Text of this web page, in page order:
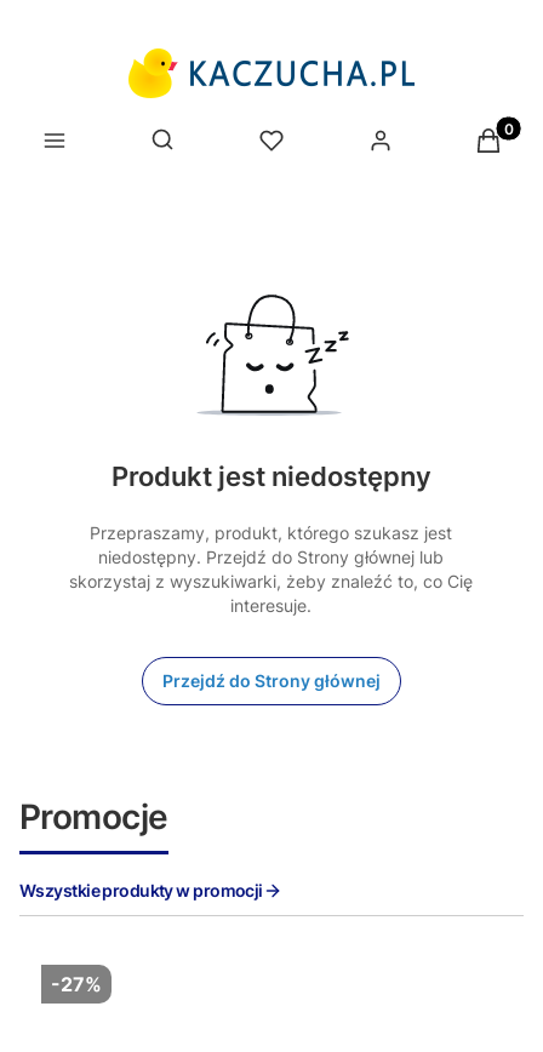
Otwórz wyszukiwarkę
Produkt jest niedostępny
Przepraszamy, produkt, którego szukasz jest
niedostępny. Przejdź do Strony głównej lub
skorzystaj z wyszukiwarki, żeby znaleźć to, co Cię
interesuje.
Przejdź do Strony głównej
Promocje
Wszystkie produkty w promocji
-27%